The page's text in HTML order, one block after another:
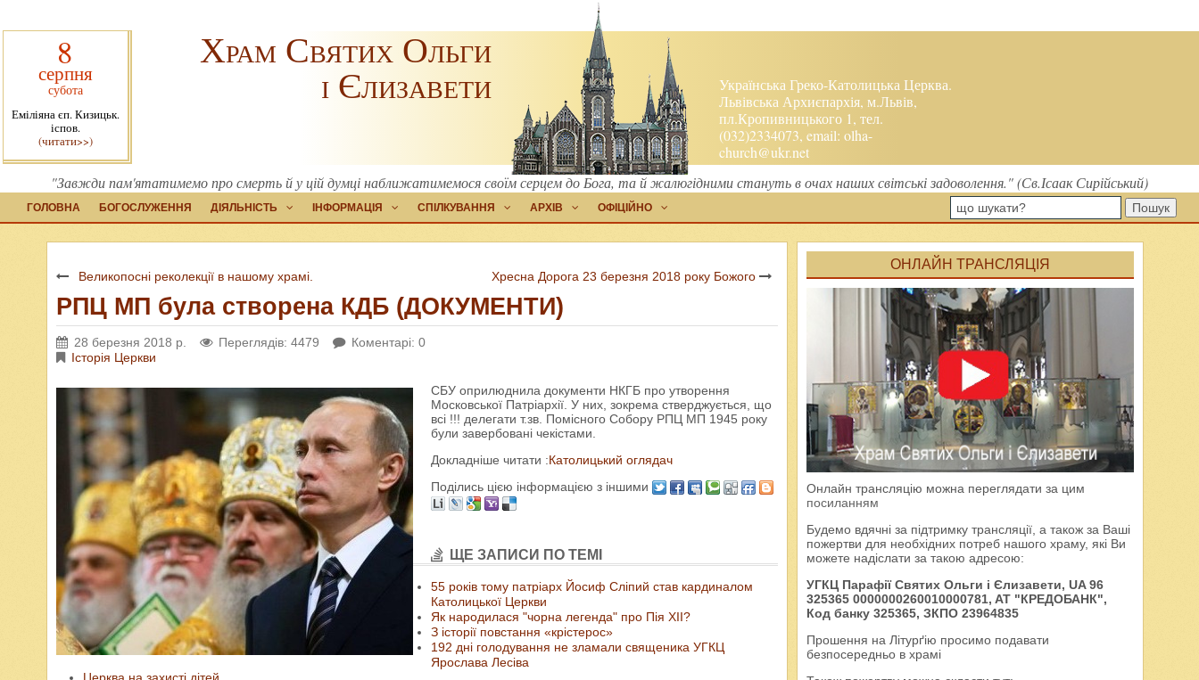
8
серпня
субота
Еміліяна єп. Кизицьк.
іспов.
(читати>>)
Українська Греко-Католицька Церква.
Львівська Архиєпархія, м.Львів,
пл.Кропивницького 1, тел.
(032)2334073, email:olha-
church@ukr.net
Храм Святих Ольги
і Єлизавети
"Завжди пам'ятатимемо про смерть й у цій думці наближатимемося своїм серцем до Бога, та й жалюгідними стануть в очах наших світські задоволення." (Св.Ісаак Сирійський)
ГОЛОВНА БОГОСЛУЖЕННЯ ДІЯЛЬНІСТЬ ІНФОРМАЦІЯ СПІЛКУВАННЯ АРХІВ ОФІЦІЙНО Пошук
Великопосні реколекції в нашому храмі. Хресна Дорога 23 березня 2018 року Божого
РПЦ МП була створена КДБ (ДОКУМЕНТИ)
28 березня 2018 р. Переглядів: 4479
Коментарі: 0
Історія Церкви
СБУ оприлюднила документи НКГБ про утворення
Московської Патріархії. У них, зокрема стверджується, що
всі !!! делегати т.зв. Помісного Собору РПЦ МП 1945 року
були завербовані чекістами.
Докладніше читати :Католицький оглядач
Поділись цією інформацією з іншими
ЩЕ ЗАПИСИ ПО ТЕМІ
55 років тому патріарх Йосиф Сліпий став кардиналом
Католицької Церкви
Як народилася "чорна легенда" про Пія XII?
З історії повстання «крістерос»
192 дні голодування не зламали священика УГКЦ
Ярослава Лесіва
Церква на захисті дітей
ОНЛАЙН ТРАНСЛЯЦІЯ
Онлайн трансляцію можна переглядати за цим
посиланням
Будемо вдячні за підтримку трансляції, а також за Ваші
пожертви для необхідних потреб нашого храму, які Ви
можете надіслати за такою адресою:
УГКЦ Парафії Святих Ольги і Єлизавети, UA 96
325365 0000000260010000781, AT "КРЕДОБАНК",
Код банку 325365, ЗКПО 23964835
Прошення на Літурґію просимо подавати
безпосередньо в храмі